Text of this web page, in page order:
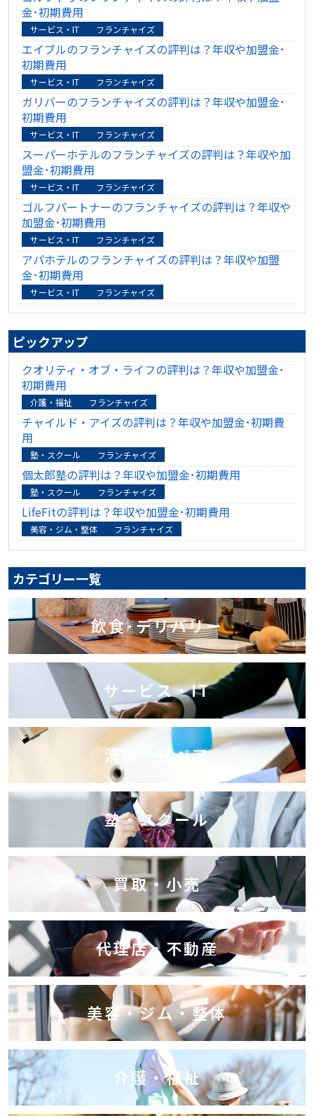
金･初期費用
サービス・IT フランチャイズ
エイブルのフランチャイズの評判は？年収や加盟金･
初期費用
サービス・IT フランチャイズ
ガリバーのフランチャイズの評判は？年収や加盟金･
初期費用
サービス・IT フランチャイズ
スーパーホテルのフランチャイズの評判は？年収や加
盟金･初期費用
サービス・IT フランチャイズ
ゴルフパートナーのフランチャイズの評判は？年収や
加盟金･初期費用
サービス・IT フランチャイズ
アパホテルのフランチャイズの評判は？年収や加盟
金･初期費用
サービス・IT フランチャイズ
ピックアップ
クオリティ・オブ・ライフの評判は？年収や加盟金･
初期費用
介護・福祉 フランチャイズ
チャイルド・アイズの評判は？年収や加盟金･初期費
用
塾・スクール フランチャイズ
個太郎塾の評判は？年収や加盟金･初期費用
塾・スクール フランチャイズ
LifeFitの評判は？年収や加盟金･初期費用
美容・ジム・整体 フランチャイズ
カテゴリー一覧
飲食･デリバリー
サービス・IT
清掃・リペア
塾・スクール
買取・小売
代理店・不動産
美容・ジム・整体
介護・福祉